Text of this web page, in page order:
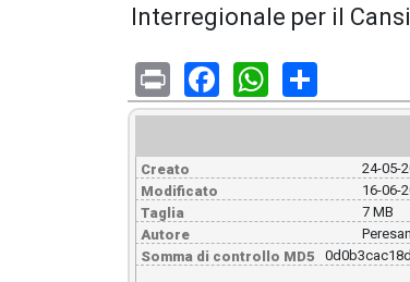
Interregionale per il
PrintFacebook
WhatsApp
Creato
24-05-
Modificato
16-06-
Taglia
7 MB
Autore
Somma di controllo MD5